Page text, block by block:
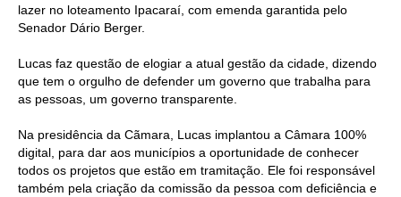
lazer no loteamento Ipacaraí, com emenda garantida pelo
Senador Dário Berger.
Lucas faz questão de elogiar a atual gestão da cidade, dizendo
que tem o orgulho de defender um governo que trabalha para
as pessoas, um governo transparente.
Na presidência da Cãmara, Lucas implantou a Câmara 100%
digital, para dar aos municípios a oportunidade de conhecer
todos os projetos que estão em tramitação. Ele foi responsável
também pela criação da comissão da pessoa com deficiência e